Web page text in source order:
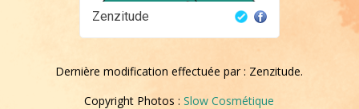
Zenzitude
Dernière modification effectuée par : Zenzitude.
Copyright Photos :Slow Cosmétique